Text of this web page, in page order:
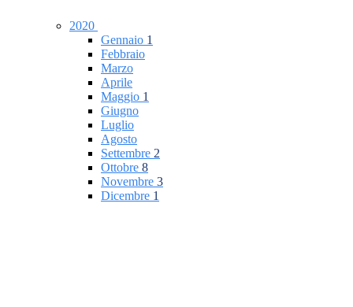
2020
Gennaio 1
Febbraio
Marzo
Aprile
Maggio 1
Giugno
Luglio
Agosto
Settembre 2
Ottobre 8
Novembre 3
Dicembre 1